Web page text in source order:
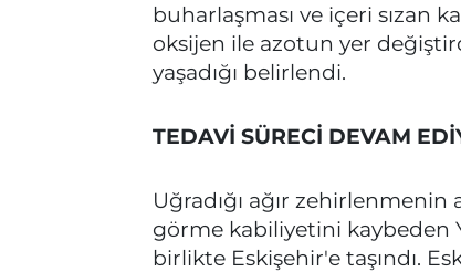
buharlaşması ve içeri sızan
oksijen ile azotun yer
yaşadığı belirlendi.
TEDAVİ SÜRECİ DEVAM
Uğradığı ağır
görme kabiliyetini kaybeden
birlikte Eskişehir'e taşındı.